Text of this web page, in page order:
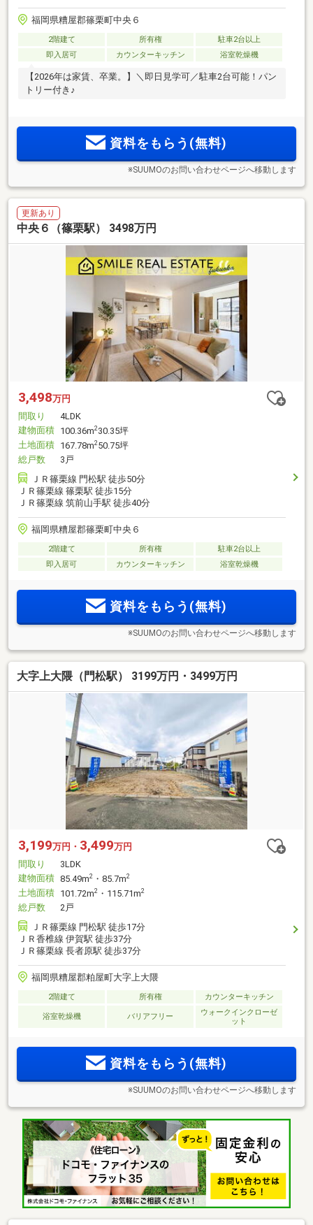
福岡県糟屋郡篠栗町中央６
2階建て 所有権
駐車2台以上
即入居可
カウンターキッチン 浴室乾燥機
【2026年は家賃、卒業。】＼即日見学可／駐車2台可能！パン
トリー付き♪
資料をもらう(無料)
※SUUMOのお問い合わせページへ移動します
更新あり
中央６（篠栗駅） 3498万円
3,498万円
間取り
4LDK
建物面積 100.36m230.35坪
土地面積 167.78m250.75坪
総戸数
3戸
ＪＲ篠栗線 門松駅 徒歩50分
ＪＲ篠栗線 篠栗駅 徒歩15分
ＪＲ篠栗線 筑前山手駅 徒歩40分
福岡県糟屋郡篠栗町中央６
2階建て 所有権
駐車2台以上
即入居可
カウンターキッチン 浴室乾燥機
資料をもらう(無料)
※SUUMOのお問い合わせページへ移動します
大字上大隈（門松駅） 3199万円・3499万円
3,199万円・ 3,499万円
間取り
3LDK
建物面積 85.49m2 ・85.7m2
土地面積 101.72m2 ・115.71m2
総戸数
2戸
ＪＲ篠栗線 門松駅 徒歩17分
ＪＲ香椎線 伊賀駅 徒歩37分
ＪＲ篠栗線 長者原駅 徒歩37分
福岡県糟屋郡粕屋町大字上大隈
2階建て 所有権 カウンターキッチン
浴室乾燥機 バリアフリー
ウォークインクローゼ
ット
資料をもらう(無料)
※SUUMOのお問い合わせページへ移動します